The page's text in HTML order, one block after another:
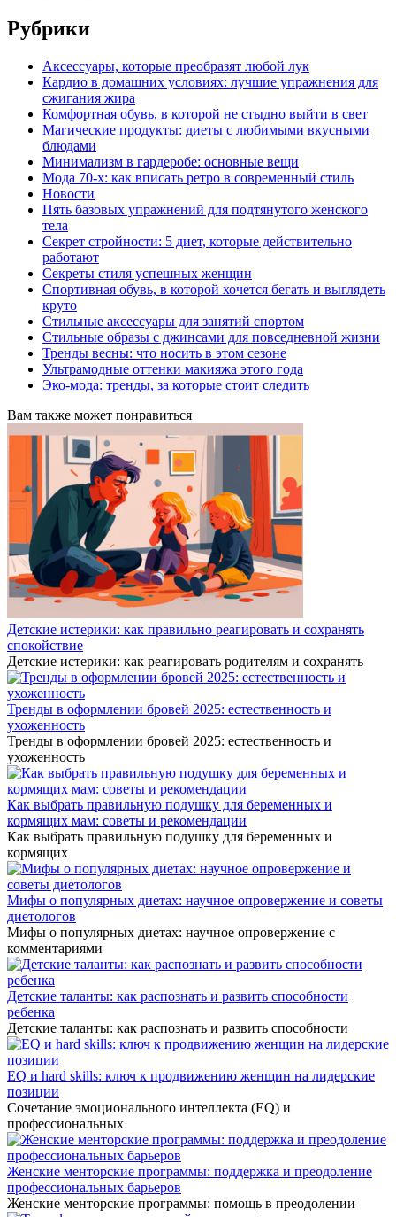
Рубрики
Аксессуары, которые преобразят любой лук
Кардио в домашних условиях: лучшие упражнения для
сжигания жира
Комфортная обувь, в которой не стыдно выйти в свет
Магические продукты: диеты с любимыми вкусными
блюдами
Минимализм в гардеробе: основные вещи
Мода 70-х: как вписать ретро в современный стиль
Новости
Пять базовых упражнений для подтянутого женского
тела
Секрет стройности: 5 диет, которые действительно
работают
Секреты стиля успешных женщин
Спортивная обувь, в которой хочется бегать и выглядеть
круто
Стильные аксессуары для занятий спортом
Стильные образы с джинсами для повседневной жизни
Тренды весны: что носить в этом сезоне
Ультрамодные оттенки макияжа этого года
Эко-мода: тренды, за которые стоит следить
Вам также может понравиться
Детские истерики: как правильно реагировать и сохранять
спокойствие
Детские истерики: как реагировать родителям и сохранять
Тренды в оформлении бровей 2025: естественность и
ухоженность
Тренды в оформлении бровей 2025: естественность и
ухоженность
Как выбрать правильную подушку для беременных и
кормящих мам: советы и рекомендации
Как выбрать правильную подушку для беременных и
кормящих
Мифы о популярных диетах: научное опровержение и советы
диетологов
Мифы о популярных диетах: научное опровержение с
комментариями
Детские таланты: как распознать и развить способности
ребенка
Детские таланты: как распознать и развить способности
EQ и hard skills: ключ к продвижению женщин на лидерские
позиции
Сочетание эмоционального интеллекта (EQ) и
профессиональных
Женские менторские программы: поддержка и преодоление
профессиональных барьеров
Женские менторские программы: помощь в преодолении